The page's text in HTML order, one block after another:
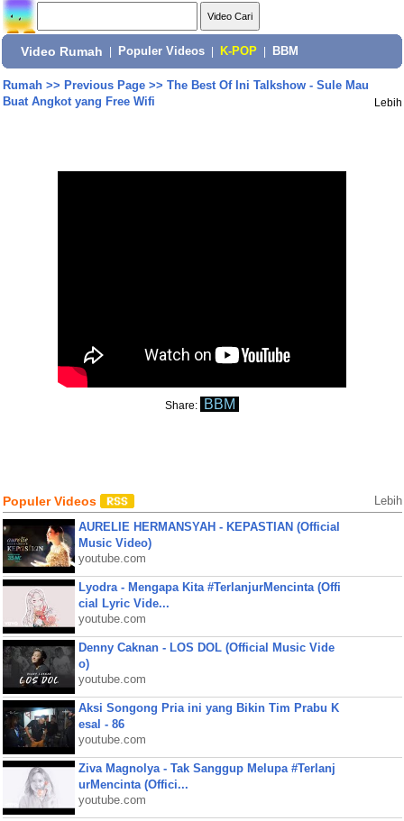
Video Rumah Populer Videos K-POP BBM
Rumah>> Previous Page>> The Best Of Ini Talkshow - Sule Mau
Buat Angkot yang Free Wifi
Lebih
Share: BBM
Populer Videos Lebih
AURELIE HERMANSYAH - KEPASTIAN (Official
Music Video)
youtube.com
Lyodra - Mengapa Kita #TerlanjurMencinta (Offi
cial Lyric Vide...
youtube.com
Denny Caknan - LOS DOL (Official Music Vide
o)
youtube.com
Aksi Songong Pria ini yang Bikin Tim Prabu K
esal - 86
youtube.com
Ziva Magnolya - Tak Sanggup Melupa #Terlanj
urMencinta (Offici...
youtube.com